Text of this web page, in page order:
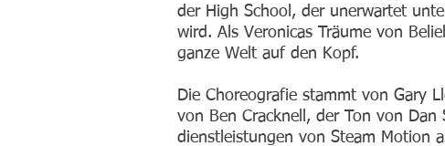
der High School, der unerwartet
wird. Als Veronicas Träume von
ganze Welt auf den Kopf.
Die Choreografie stammt von Gary
von Ben Cracknell, der Ton von
dienstleistungen von Steam Motion